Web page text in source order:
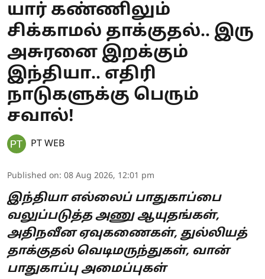
யார் கண்ணிலும்
சிக்காமல் தாக்குதல்.. இரு
அசுரனை இறக்கும்
இந்தியா.. எதிரி
நாடுகளுக்கு பெரும்
சவால்!
PT WEB
Published on: 08 Aug 2026, 12:01 pm
இந்தியா எல்லைப் பாதுகாப்பை
வலுப்படுத்த அணு ஆயுதங்கள்,
அதிநவீன ஏவுகணைகள், துல்லியத்
தாக்குதல் வெடிமருந்துகள், வான்
பாதுகாப்பு அமைப்புகள்